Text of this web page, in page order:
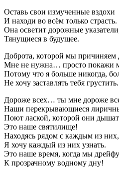
Оставь свои измученные вздохи
И находи во всём только страсть.
Она осветит дорожные
Тянущиеся в будущее.
Доброта, которой мы причиняем
Мне не нужна… просто покажи
Потому что я больше никогда,
Не хочу заставлять тебя грустить.
Дороже всех… ты мне дороже
Наши перекрывающиеся
Поют лаской, которой они
Это наше святилище!
Находясь рядом с каждым из них,
Я хочу каждый из них узнать.
Это наше время, когда мы
К прозрачному водному дну!